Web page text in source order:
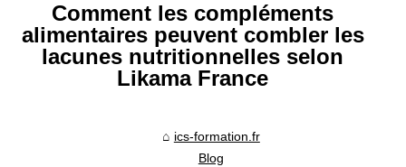
Comment les compléments
alimentaires peuvent combler les
lacunes nutritionnelles selon
Likama France
ics-formation.fr
Blog